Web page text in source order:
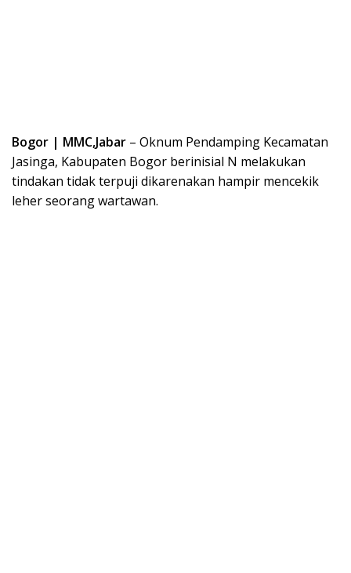
Bogor | MMC,Jabar – Oknum Pendamping Kecamatan
Jasinga, Kabupaten Bogor berinisial N melakukan
tindakan tidak terpuji dikarenakan hampir mencekik
leher seorang wartawan.